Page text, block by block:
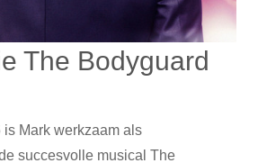
The Bodyguard
Mark werkzaam als
succesvolle musical The